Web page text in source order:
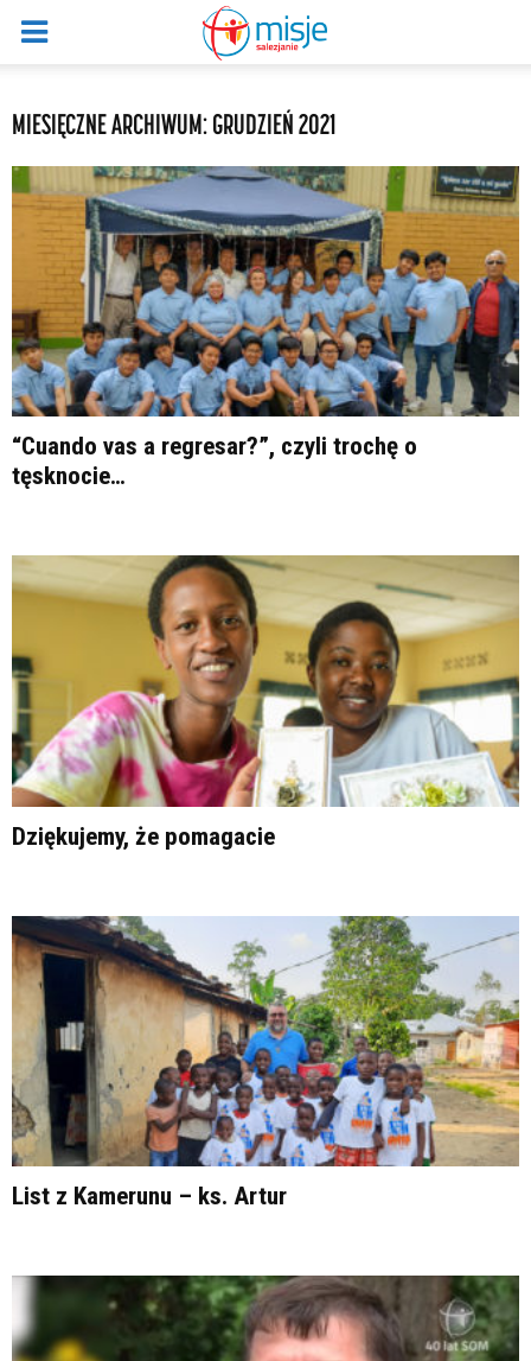
MIESIĘCZNE ARCHIWUM: GRUDZIEŃ 2021
“Cuando vas a regresar?”, czyli trochę o
tęsknocie…
Dziękujemy, że pomagacie
List z Kamerunu – ks. Artur